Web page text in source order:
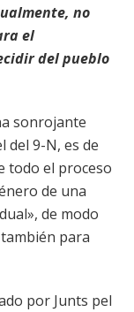
no
el
del pueblo
sonrojante
del 9-N, es de
todo el proceso
de una
de modo
para
por Junts pel